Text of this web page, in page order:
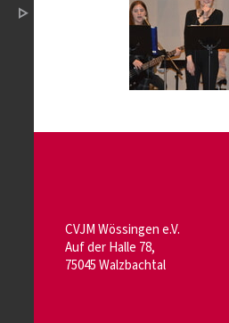
CVJM Wössingen e.V.
Auf der Halle 78,
75045 Walzbachtal